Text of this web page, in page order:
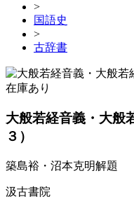
>
国語史
>
古辞書
在庫あり
大般若経音義・大般
３）
築島裕・沼本克明解題
汲古書院